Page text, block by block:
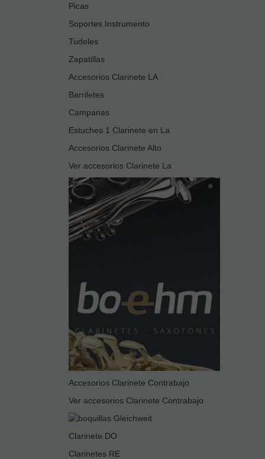
Picas
Soportes Instrumento
Tudeles
Zapatillas
Accesorios Clarinete LA
Barriletes
Campanas
Estuches 1 Clarinete en La
Accesorios Clarinete Alto
Ver accesorios Clarinete La
Accesorios Clarinete Contrabajo
Ver accesorios Clarinete Contrabajo
Clarinete DO
Clarinetes RE